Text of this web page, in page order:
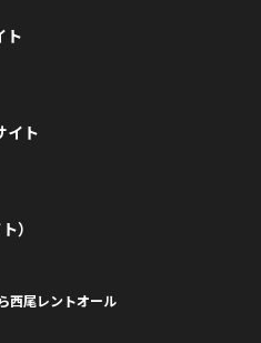
ト
イト
）
西尾レントオール